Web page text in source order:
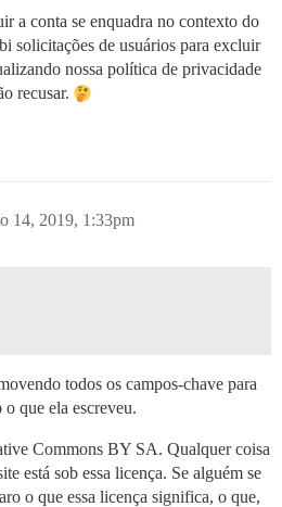
a conta se enquadra no contexto do
solicitações de usuários para excluir
nossa política de privacidade
recusar.
14, 2019, 1:33pm
todos os campos-chave para
que ela escreveu.
Commons BY SA. Qualquer coisa
está sob essa licença. Se alguém se
o que essa licença significa, o que,